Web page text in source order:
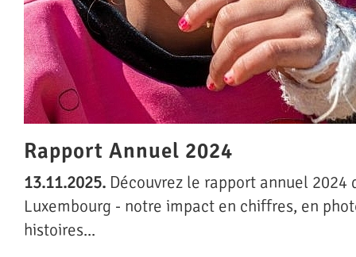
Rapport Annuel 2024
13.11.2025. Découvrez le rapport annuel 2024
Luxembourg - notre impact en chiffres, en
histoires...